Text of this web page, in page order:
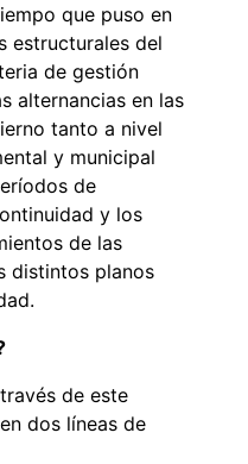
que puso en
estructurales del
de gestión
alternancias en las
tanto a nivel
y municipal
de
y los
de las
distintos planos
de este
dos líneas de